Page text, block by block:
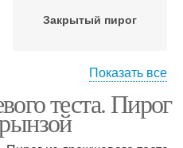
Закрытый пирог
Открытый пирог
Показать все
теста. Пирог